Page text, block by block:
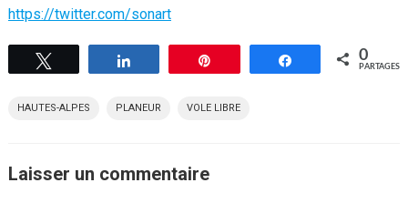
https://twitter.com/sonart
Partagez 0
PARTAGES
HAUTES-ALPES PLANEUR VOLE LIBRE
Laisser un commentaire